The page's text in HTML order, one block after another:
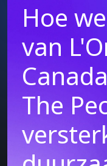
Hoe
van
The